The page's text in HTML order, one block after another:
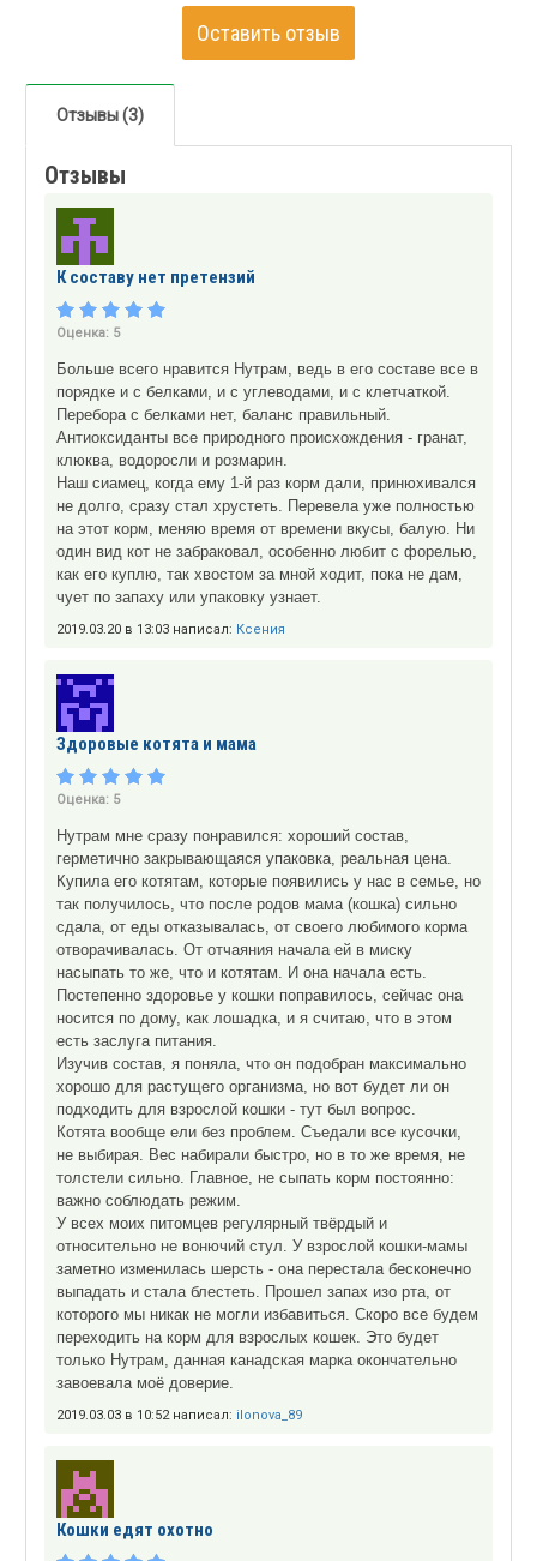
Оставить отзыв
Отзывы (3)
Отзывы
К составу нет претензий
Оценка: 5
Больше всего нравится Нутрам, ведь в его составе все в
порядке и с белками, и с углеводами, и с клетчаткой.
Перебора с белками нет, баланс правильный.
Антиоксиданты все природного происхождения - гранат,
клюква, водоросли и розмарин.
Наш сиамец, когда ему 1-й раз корм дали, принюхивался
не долго, сразу стал хрустеть. Перевела уже полностью
на этот корм, меняю время от времени вкусы, балую. Ни
один вид кот не забраковал, особенно любит с форелью,
как его куплю, так хвостом за мной ходит, пока не дам,
чует по запаху или упаковку узнает.
2019.03.20 в 13:03 написал: Ксения
Здоровые котята и мама
Оценка: 5
Нутрам мне сразу понравился: хороший состав,
герметично закрывающаяся упаковка, реальная цена.
Купила его котятам, которые появились у нас в семье, но
так получилось, что после родов мама (кошка) сильно
сдала, от еды отказывалась, от своего любимого корма
отворачивалась. От отчаяния начала ей в миску
насыпать то же, что и котятам. И она начала есть.
Постепенно здоровье у кошки поправилось, сейчас она
носится по дому, как лошадка, и я считаю, что в этом
есть заслуга питания.
Изучив состав, я поняла, что он подобран максимально
хорошо для растущего организма, но вот будет ли он
подходить для взрослой кошки - тут был вопрос.
Котята вообще ели без проблем. Съедали все кусочки,
не выбирая. Вес набирали быстро, но в то же время, не
толстели сильно. Главное, не сыпать корм постоянно:
важно соблюдать режим.
У всех моих питомцев регулярный твёрдый и
относительно не вонючий стул. У взрослой кошки-мамы
заметно изменилась шерсть - она перестала бесконечно
выпадать и стала блестеть. Прошел запах изо рта, от
которого мы никак не могли избавиться. Скоро все будем
переходить на корм для взрослых кошек. Это будет
только Нутрам, данная канадская марка окончательно
завоевала моё доверие.
2019.03.03 в 10:52 написал: ilonova_89
Кошки едят охотно